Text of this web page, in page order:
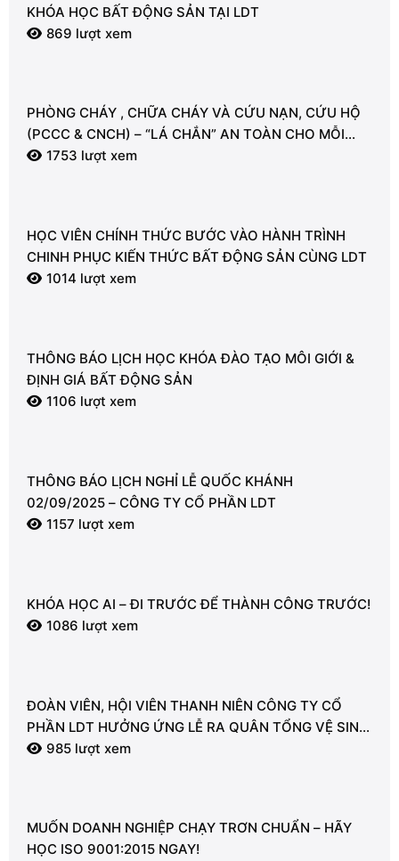
KHÓA HỌC BẤT ĐỘNG SẢN TẠI LDT
869 lượt xem
PHÒNG CHÁY , CHỮA CHÁY VÀ CỨU NẠN, CỨU HỘ
(PCCC & CNCH) – “LÁ CHẮN” AN TOÀN CHO MỖI
NGƯỜI
1753 lượt xem
HỌC VIÊN CHÍNH THỨC BƯỚC VÀO HÀNH TRÌNH
CHINH PHỤC KIẾN THỨC BẤT ĐỘNG SẢN CÙNG LDT
1014 lượt xem
THÔNG BÁO LỊCH HỌC KHÓA ĐÀO TẠO MÔI GIỚI &
ĐỊNH GIÁ BẤT ĐỘNG SẢN
1106 lượt xem
THÔNG BÁO LỊCH NGHỈ LỄ QUỐC KHÁNH
02/09/2025 – CÔNG TY CỔ PHẦN LDT
1157 lượt xem
KHÓA HỌC AI – ĐI TRƯỚC ĐỂ THÀNH CÔNG TRƯỚC!
1086 lượt xem
ĐOÀN VIÊN, HỘI VIÊN THANH NIÊN CÔNG TY CỔ
PHẦN LDT HƯỞNG ỨNG LỄ RA QUÂN TỔNG VỆ SINH
MÔI TRƯỜNG
985 lượt xem
MUỐN DOANH NGHIỆP CHẠY TRƠN CHUẨN – HÃY
HỌC ISO 9001:2015 NGAY!